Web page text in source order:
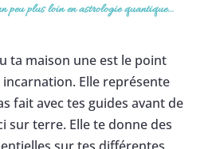
peu plus loin en astrologie quantique…
ta maison une est le point
Elle représente
fait avec tes guides avant de
sur terre. Elle te donne des